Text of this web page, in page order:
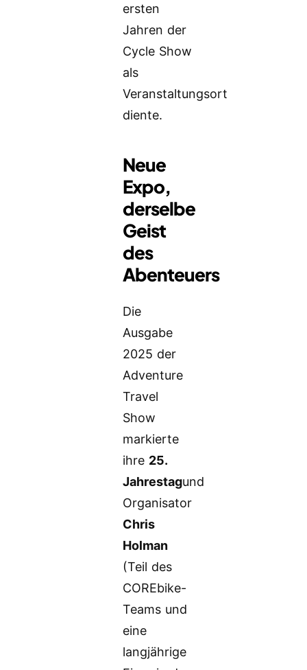
ersten
Jahren der
Cycle Show
als
Veranstaltungsort
diente.
Neue
Expo,
derselbe
Geist
des
Abenteuers
Die
Ausgabe
2025 der
Adventure
Travel
Show
markierte
ihre 25.
Jahrestagund
Organisator
Chris
Holman
(Teil des
COREbike-
Teams und
eine
langjährige